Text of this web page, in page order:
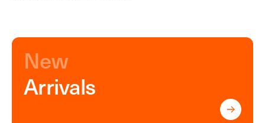
New
Arrivals